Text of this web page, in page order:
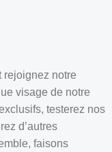
rejoignez notre
visage de notre
testerez nos
d’autres
faisons